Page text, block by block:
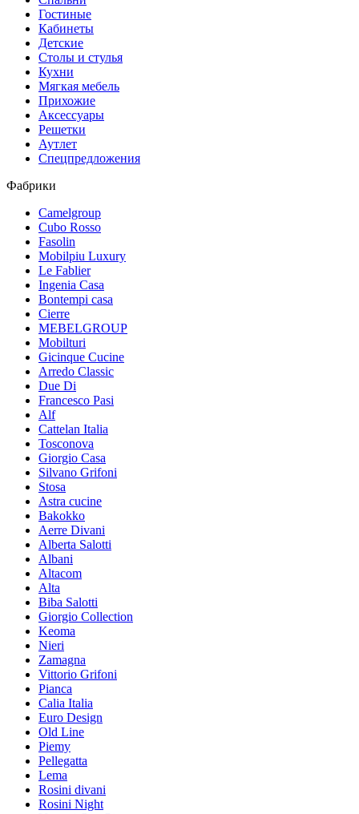
Гостиные
Кабинеты
Детские
Столы и стулья
Кухни
Мягкая мебель
Прихожие
Аксессуары
Решетки
Аутлет
Спецпредложения
Фабрики
Camelgroup
Cubo Rosso
Fasolin
Mobilpiu Luxury
Le Fablier
Ingenia Casa
Bontempi casa
Cierre
MEBELGROUP
Mobilturi
Gicinque Cucine
Arredo Classic
Due Di
Francesco Pasi
Alf
Cattelan Italia
Tosconova
Giorgio Casa
Silvano Grifoni
Stosa
Astra cucine
Bakokko
Aerre Divani
Alberta Salotti
Albani
Altacom
Alta
Biba Salotti
Giorgio Collection
Keoma
Nieri
Zamagna
Vittorio Grifoni
Pianca
Calia Italia
Euro Design
Old Line
Piemy
Pellegatta
Lema
Rosini divani
Rosini Night